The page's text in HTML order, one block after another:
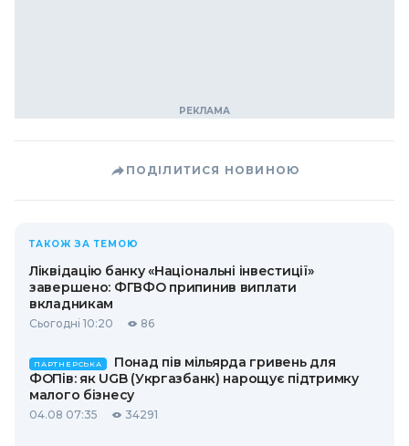
ПОДІЛИТИСЯ НОВИНОЮ
ТАКОЖ ЗА ТЕМОЮ
Ліквідацію банку «Національні інвестиції»
завершено: ФГВФО припинив виплати
вкладникам
Сьогодні 10:20 86
ПАРТНЕРСЬКА
Понад пів мільярда гривень для
ФОПів: як UGB (Укргазбанк) нарощує підтримку
малого бізнесу
04.08 07:35 34291